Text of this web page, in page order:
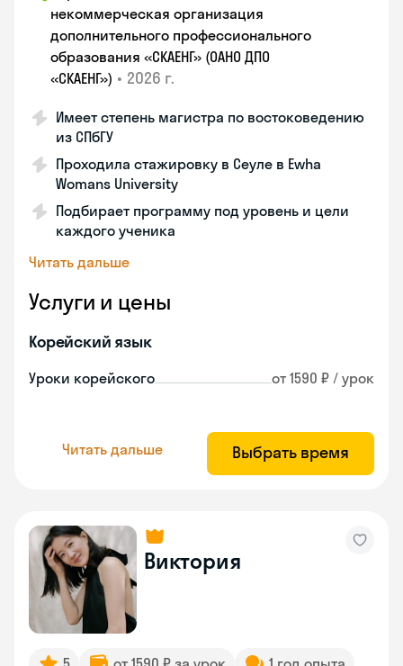
некоммерческая организация
дополнительного профессионального
образования «СКАЕНГ» (ОАНО ДПО
«СКАЕНГ») • 2026 г.
Имеет степень магистра по востоковедению
из СПбГУ
Проходила стажировку в Сеуле в Ewha
Womans University
Подбирает программу под уровень и цели
каждого ученика
Читать дальше
Услуги и цены
Корейский язык
Уроки корейского от 1590 ₽ / урок
Читать дальше Выбрать время
Виктория